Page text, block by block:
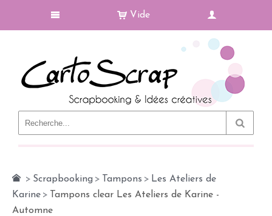
Vide
> Scrapbooking > Tampons > Les Ateliers de
Karine >
Tampons clear Les Ateliers de Karine -
Automne